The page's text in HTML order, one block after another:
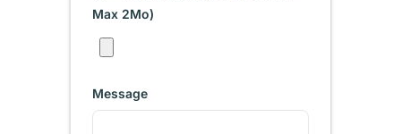
Max 2Mo)
Message